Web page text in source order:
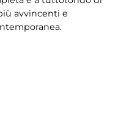
avvincenti e